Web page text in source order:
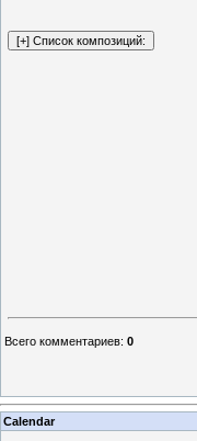
Всего комментариев: 0
Calendar